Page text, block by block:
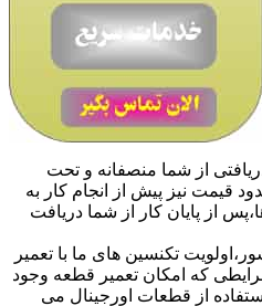
از شما منصفانه و تحت
قیمت نیز پیش از انجام کار به
از پایان کار از شما دریافت
تکنسین های ما با تعمیر
که امکان تعمیر قطعه وجود
از قطعات اورجینال می